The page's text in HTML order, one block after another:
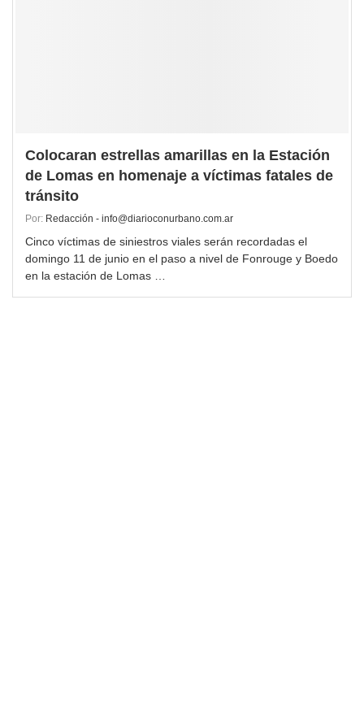
Colocaran estrellas amarillas en la Estación
de Lomas en homenaje a víctimas fatales de
tránsito
Por: Redacción - info@diarioconurbano.com.ar
Cinco víctimas de siniestros viales serán recordadas el
domingo 11 de junio en el paso a nivel de Fonrouge y Boedo
en la estación de Lomas …